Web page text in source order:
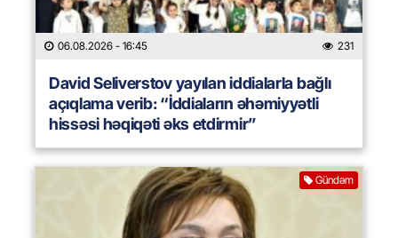
06.08.2026 - 16:45 231
David Seliverstov yayılan iddialarla bağlı
açıqlama verib: “İddiaların əhəmiyyətli
hissəsi həqiqəti əks etdirmir”
Gündəm